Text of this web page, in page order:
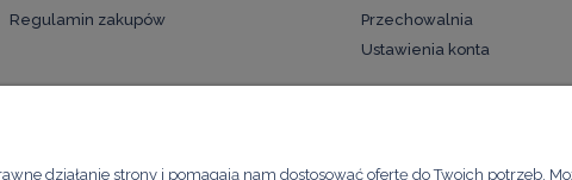
Regulamin zakupów
Przechowalnia
Ustawienia konta
Kawimet W. Bunia i Spółka, Spółka Jawna
działanie strony i pomagają nam dostosować ofertę do Twoich potrzeb.